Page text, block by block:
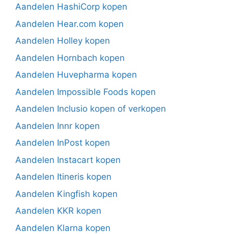
Aandelen HashiCorp kopen
Aandelen Hear.com kopen
Aandelen Holley kopen
Aandelen Hornbach kopen
Aandelen Huvepharma kopen
Aandelen Impossible Foods kopen
Aandelen Inclusio kopen of verkopen
Aandelen Innr kopen
Aandelen InPost kopen
Aandelen Instacart kopen
Aandelen Itineris kopen
Aandelen Kingfish kopen
Aandelen KKR kopen
Aandelen Klarna kopen